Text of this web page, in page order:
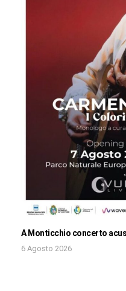
A Monticchio concerto
6 Agosto 2026